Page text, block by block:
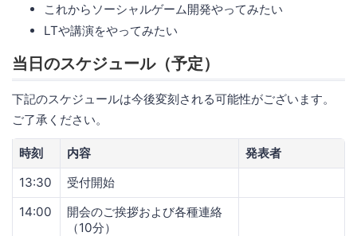
これからソーシャルゲーム開発やってみたい
LTや講演をやってみたい
当日のスケジュール（予定）
下記のスケジュールは今後変刻される可能性がございます。
ご了承ください。
時刻 内容
発表者
13:30
受付開始
14:00
開会のご挨拶および各種連絡
（10分）